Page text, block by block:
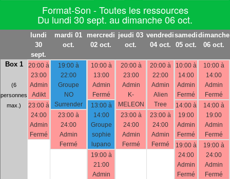
Format-Son - Toutes les ressources
Du lundi 30 sept. au dimanche 06 oct.
lundi
30
sept.
mardi 01
oct.
mercredi
02 oct.
jeudi 03
oct.
vendredi
04 oct.
samedi
05 oct.
dimanche
06 oct.
Box 1
(6
personnes
max.)
20:00 à
23:00
Admin
Adikt
23:00 à
24:00
Admin
Fermé
19:00 à
22:00
Groupe
NO
Surrender
23:00 à
24:00
Admin
Fermé
10:00 à
13:00
Admin
Fermé
13:00 à
14:00
Groupe
sophie
lupano
19:00 à
21:00
Admin
20:00 à
23:00
Admin
K-
MELEON
23:00 à
24:00
Admin
Fermé
20:00 à
22:00
Admin
Alien
Tree
23:00 à
24:00
Admin
Fermé
10:00 à
14:00
Admin
Fermé
14:00 à
19:00
Admin
Fermé
19:00 à
24:00
Admin
Fermé
10:00 à
14:00
Admin
Fermé
14:00 à
19:00
Admin
Fermé
19:00 à
24:00
Admin
Fermé